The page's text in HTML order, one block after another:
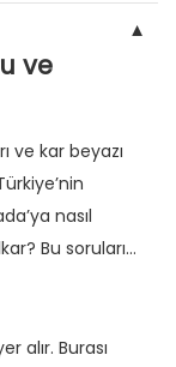
▼
ve
ve kar beyazı
nasıl
Bu soruların
alır. Burası